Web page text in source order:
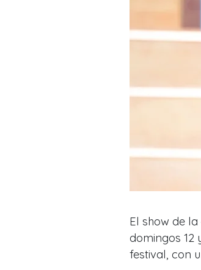
El show de
domingos 12
festival, con